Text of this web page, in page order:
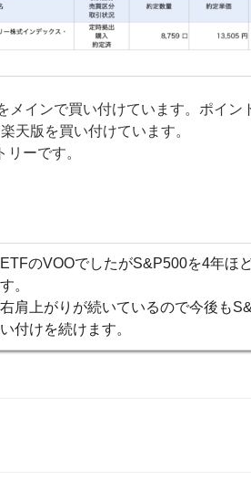
メインで買い付けています。ポイン
天版を買い付けています。
ーです。
のVOOでしたがS&P500を4年ほ
。
肩上がりが続いているので今後も
付けを続けます。